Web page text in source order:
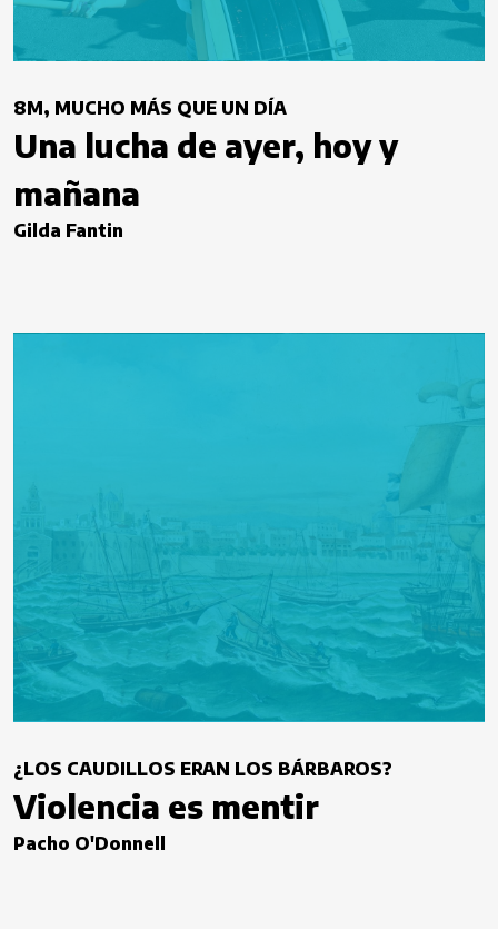
8M, MUCHO MÁS QUE UN DÍA
Una lucha de ayer, hoy y
mañana
Gilda Fantin
¿LOS CAUDILLOS ERAN LOS BÁRBAROS?
Violencia es mentir
Pacho O'Donnell